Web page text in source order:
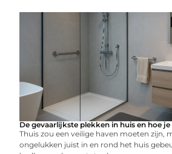
De gevaarlijkste plekken in huis en hoe
Thuis zou een veilige haven moeten zijn,
ongelukken juist in en rond het huis